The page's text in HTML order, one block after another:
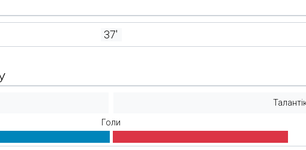
37'
Голи